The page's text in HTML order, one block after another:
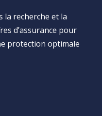
la recherche et la
d’assurance pour
protection optimale